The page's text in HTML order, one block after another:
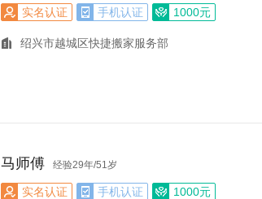
实名认证 手机认证 1000元
绍兴市越城区快捷搬家服务部
马师傅 经验29年/51岁
实名认证 手机认证 1000元